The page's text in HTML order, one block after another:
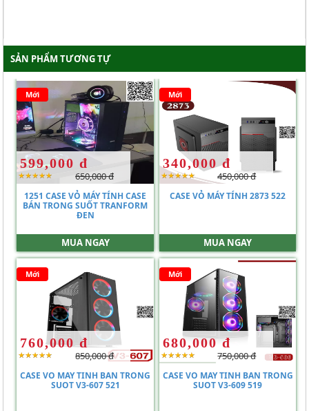
SẢN PHẨM TƯƠNG TỰ
Mới
1251 CASE VỎ MÁY TÍNH CASE
BÁN TRONG SUỐT TRANFORM
ĐEN
599,000 đ
650,000 đ
MUA NGAY
Mới
CASE VỎ MÁY TÍNH 2873 522
340,000 đ
450,000 đ
MUA NGAY
Mới
CASE VO MAY TINH BAN TRONG
SUOT V3-607 521
760,000 đ
850,000 đ
Mới
CASE VO MAY TINH BAN TRONG
SUOT V3-609 519
680,000 đ
750,000 đ